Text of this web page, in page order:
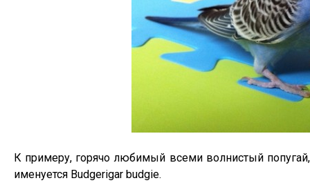
К примеру, горячо любимый всеми волнистый
именуется Budgerigar budgie.